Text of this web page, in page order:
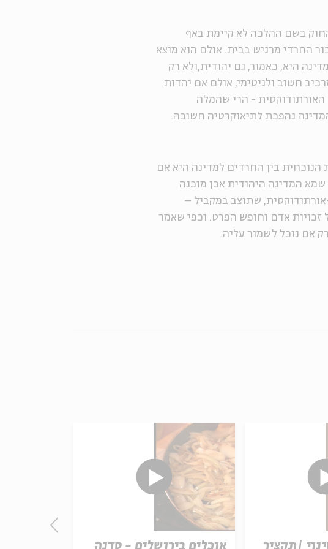
בשם ההלכה לא קיימת באף
החרדי מרגיש בבית. אולם הוא מוצא
היא, כאמור, גם יהודית,ולא רק
חשוב ולגיטימי, אולם אם יהדות
האורתודוקסית - הרי שהמלה
נהפכת לתיאוקרטיה חשוכה.
בין החרדים למדינה היא אם
המדינה היהודית אכן מוכנה
שתוצב במקביל –
אדם וחופש הפרט. וכפי שאמר
אם נוכל לשמור עליה.
אוכלים בירושלים - סדנה |תקציר